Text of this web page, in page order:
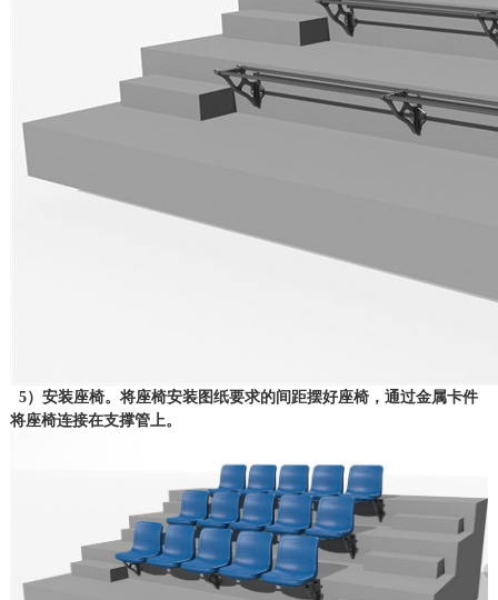
5）安装座椅。将座椅安装图纸要求的间距摆好座椅，通过金属卡件
将座椅连接在支撑管上。